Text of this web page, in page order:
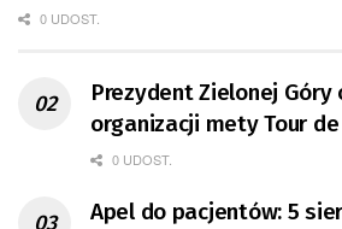
0 UDOST.
Prezydent Zielonej Góry
organizacji mety Tour
0 UDOST.
Apel do pacjentów: 5